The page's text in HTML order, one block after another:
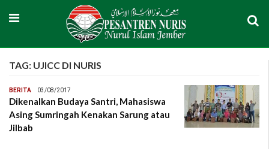
TAG: UJICC DI NURIS
BERITA 03/08/2017
Dikenalkan Budaya Santri, Mahasiswa
Asing Sumringah Kenakan Sarung atau
Jilbab